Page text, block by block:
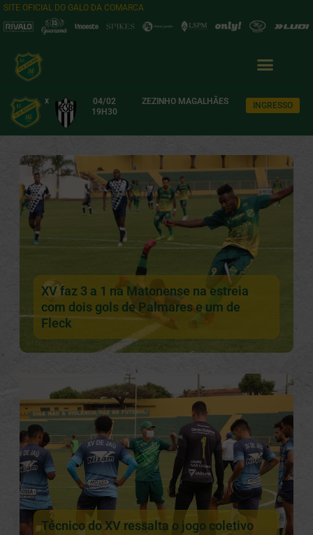
SITE OFICIAL DO GALO DA COMARCA
x
04/02
19H30
ZEZINHO MAGALHÃES INGRESSO
XV faz 3 a 1 na Matonense na estreia
com dois gols de Palmares e um de
Fleck
Técnico do XV ressalta o jogo coletivo